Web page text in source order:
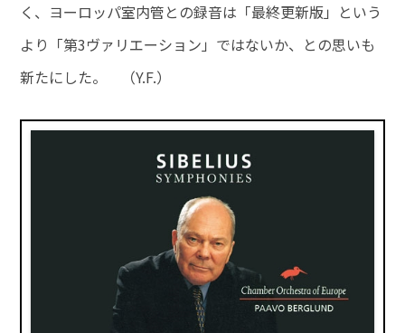
く、ヨーロッパ室内管との録音は「最終更新版」という
より「第3ヴァリエーション」ではないか、との思いも
新たにした。 （Y.F.）